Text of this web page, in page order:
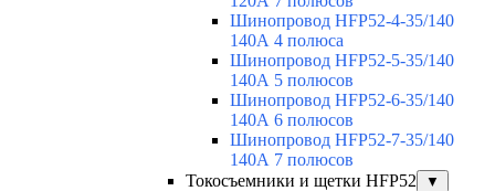
Шинопровод HFP52-4-35/140
140А 4 полюса
Шинопровод HFP52-5-35/140
140А 5 полюсов
Шинопровод HFP52-6-35/140
140А 6 полюсов
Шинопровод HFP52-7-35/140
140А 7 полюсов
Токосъемники и щетки HFP52
▼